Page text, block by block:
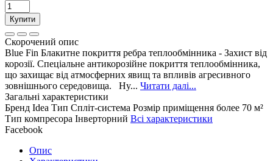
Купити
Скорочений опис
Blue Fin Блакитне покриття ребра теплообмінника - Захист від
корозії. Спеціальне антикорозійне покриття теплообмінника,
що захищає від атмосферних явищ та впливів агресивного
зовнішнього середовища. Hy... Читати далі...
Загальні характеристики
Бренд Idea Тип Спліт-система Розмір приміщення более 70 м²
Тип компресора Інверторний Всі характеристики
Facebook
Опис